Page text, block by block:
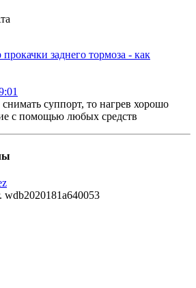
заднего тормоза - как
суппорт, то нагрев хорошо
с помощью любых средств
wdb2020181a640053